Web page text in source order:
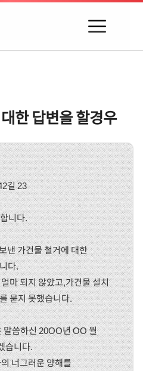
한 답변을 할경우
길 23
니다.
낸 가건물 철거에 대한
다.
마 되지 않았고,가건물 설치
묻지 못했습니다.
말씀하신 20OO년 OO 월
습니다.
너그러운 양해를